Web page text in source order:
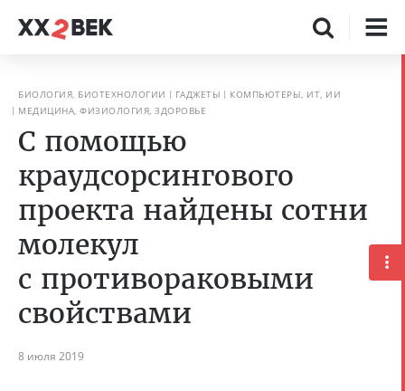
БИОЛОГИЯ, БИОТЕХНОЛОГИИ ГАДЖЕТЫ
КОМПЬЮТЕРЫ, ИТ, ИИ
МЕДИЦИНА, ФИЗИОЛОГИЯ, ЗДОРОВЬЕ
С помощью
краудсорсингового
проекта найдены сотни
молекул
с противораковыми
свойствами
8 июля 2019